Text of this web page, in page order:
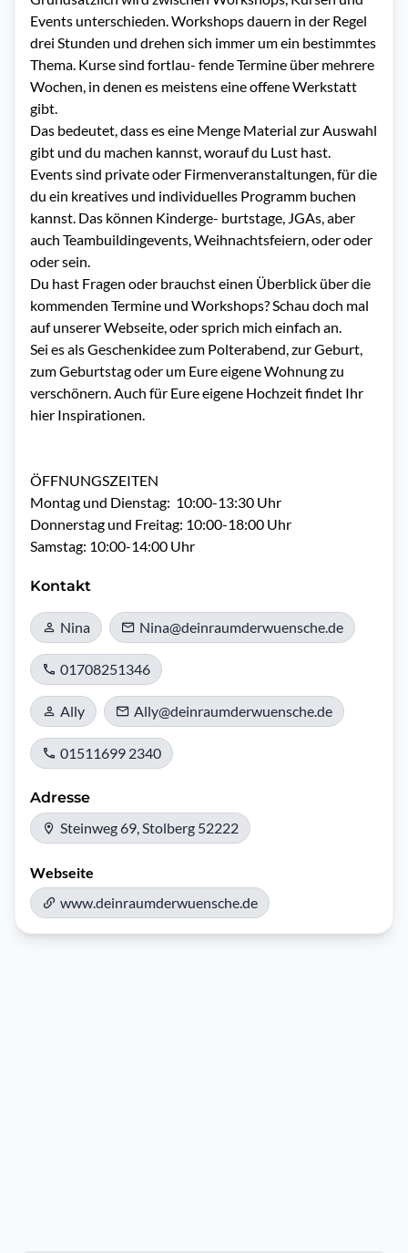
Events unterschieden. Workshops dauern in der Regel
drei Stunden und drehen sich immer um ein bestimmtes
Thema. Kurse sind fortlau- fende Termine über mehrere
Wochen, in denen es meistens eine offene Werkstatt
gibt.
Das bedeutet, dass es eine Menge Material zur Auswahl
gibt und du machen kannst, worauf du Lust hast.
Events sind private oder Firmenveranstaltungen, für die
du ein kreatives und individuelles Programm buchen
kannst. Das können Kinderge- burtstage, JGAs, aber
auch Teambuildingevents, Weihnachtsfeiern, oder oder
oder sein.
Du hast Fragen oder brauchst einen Überblick über die
kommenden Termine und Workshops? Schau doch mal
auf unserer Webseite, oder sprich mich einfach an.
Sei es als Geschenkidee zum Polterabend, zur Geburt,
zum Geburtstag oder um Eure eigene Wohnung zu
verschönern. Auch für Eure eigene Hochzeit findet Ihr
hier Inspirationen.
ÖFFNUNGSZEITEN
Montag und Dienstag:  10:00-13:30 Uhr
Donnerstag und Freitag: 10:00-18:00 Uhr
Samstag: 10:00-14:00 Uhr
Kontakt
Nina Nina@deinraumderwuensche.de
01708251346
Ally Ally@deinraumderwuensche.de
01511699 2340
Adresse
Steinweg 69, Stolberg 52222
Webseite
www.deinraumderwuensche.de